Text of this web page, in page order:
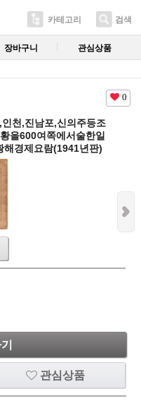
카테고리 검색
장바구니 관심상품
0
천,진남포,신의주등조
을600여쪽에서술한일
해경제요람(1941년판)
관심상품